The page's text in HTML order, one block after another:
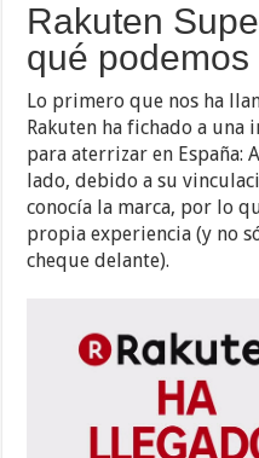
Rakuten
qué
Lo primero que nos ha
Rakuten ha fichado a una
para aterrizar en España:
lado, debido a su
conocía la marca, por lo
propia experiencia (y no
cheque delante).